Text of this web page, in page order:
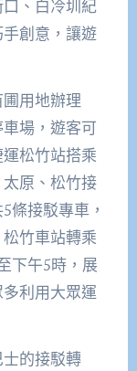
、白冷圳紀
創意，讓遊
用地辦理
車場，遊客可
松竹站搭乘
原、松竹接
條接駁專車，
竹車站轉乘
下午5時，展
利用大眾運
的接駁轉